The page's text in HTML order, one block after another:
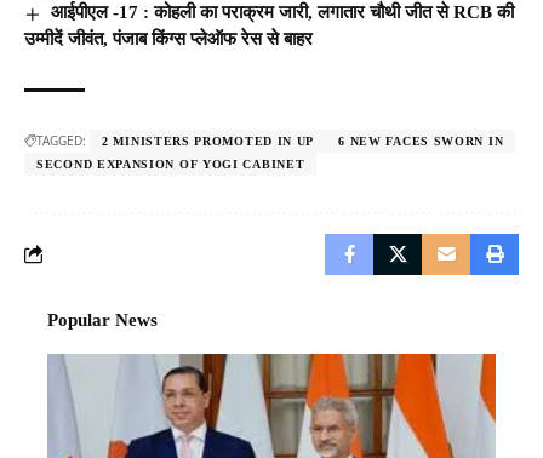
आईपीएल -17 : कोहली का पराक्रम जारी, लगातार चौथी जीत से RCB की
उम्मीदें जीवंत, पंजाब किंग्स प्लेऑफ रेस से बाहर
TAGGED: 2 MINISTERS PROMOTED IN UP
6 NEW FACES SWORN IN
SECOND EXPANSION OF YOGI CABINET
Popular News